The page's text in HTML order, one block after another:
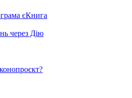
єКнига
через Дію